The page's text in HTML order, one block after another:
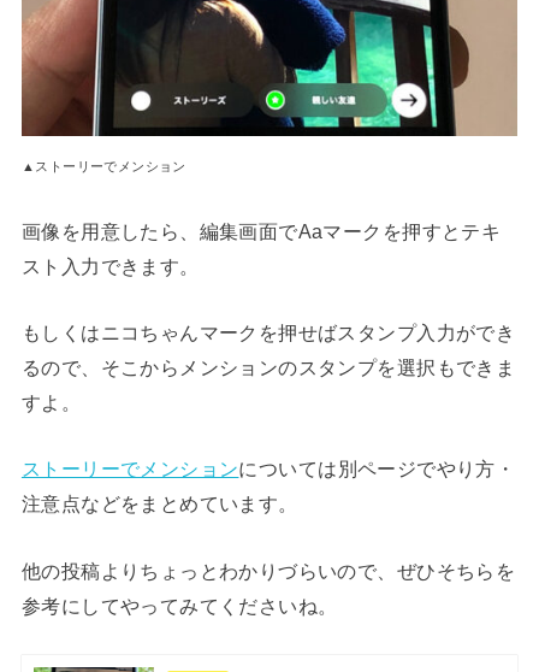
▲ストーリーでメンション
画像を用意したら、編集画面でAaマークを押すとテキ
スト入力できます。
もしくはニコちゃんマークを押せばスタンプ入力ができ
るので、そこからメンションのスタンプを選択もできま
すよ。
ストーリーでメンションについては別ページでやり方・
注意点などをまとめています。
他の投稿よりちょっとわかりづらいので、ぜひそちらを
参考にしてやってみてくださいね。